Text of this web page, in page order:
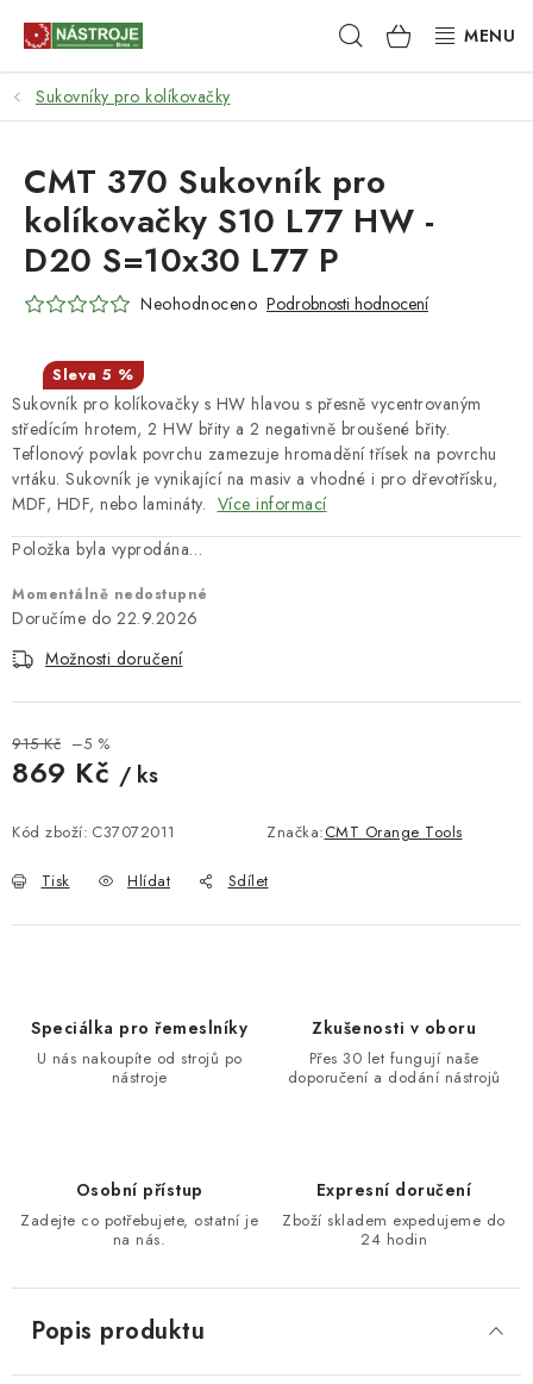
Hledat NÁKUPNÍ
KOŠÍK
NÁSTROJE
AKCE
BRUSIVO
RUČNÍ NÁŘADÍ, PŘÍPRAVKY
STROJE
KONTAKTY
DÁRKOVÉ POUKAZY
STROJE DO DÍLNY
NÁSTROJE PRO OPRACOVÁNÍ KOVU
NÁSTROJE PRO ŘEZÁNÍ DŘEVA
POTŘEBUJI DOBRÝ STROJ
Sukovníky pro kolíkovačky
Sukovník pro kolíkovačky s HW hlavou s přesně vycentrovaným
středícím hrotem, 2 HW břity a 2 negativně broušené břity.
Teflonový povlak povrchu zamezuje hromadění třísek na povrchu
vrtáku. Sukovník je vynikající na masiv a vhodné i pro dřevotřísku,
MDF, HDF, nebo lamináty. Více informací
Položka byla vyprodána…
Momentálně nedostupné
22.9.2026
Možnosti doručení
915 Kč –5 %
869 Kč / ks
Kód zboží: C37072011 Značka:CMT Orange Tools
Tisk Hlídat Sdílet
CMT 370 Sukovník pro
kolíkovačky S10 L77 HW -
D20 S=10x30 L77 P
Neohodnoceno Podrobnosti hodnocení
5 %
Speciálka pro řemeslníky
U nás nakoupíte od strojů po
nástroje
Zkušenosti v oboru
Přes 30 let fungují naše
doporučení a dodání nástrojů
Osobní přístup
Zadejte co potřebujete, ostatní je
na nás.
Expresní doručení
Zboží skladem expedujeme do
24 hodin
Popis produktu